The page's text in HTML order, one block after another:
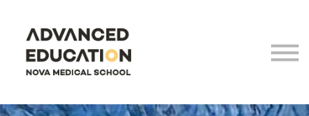
NOVA Medical School
Login